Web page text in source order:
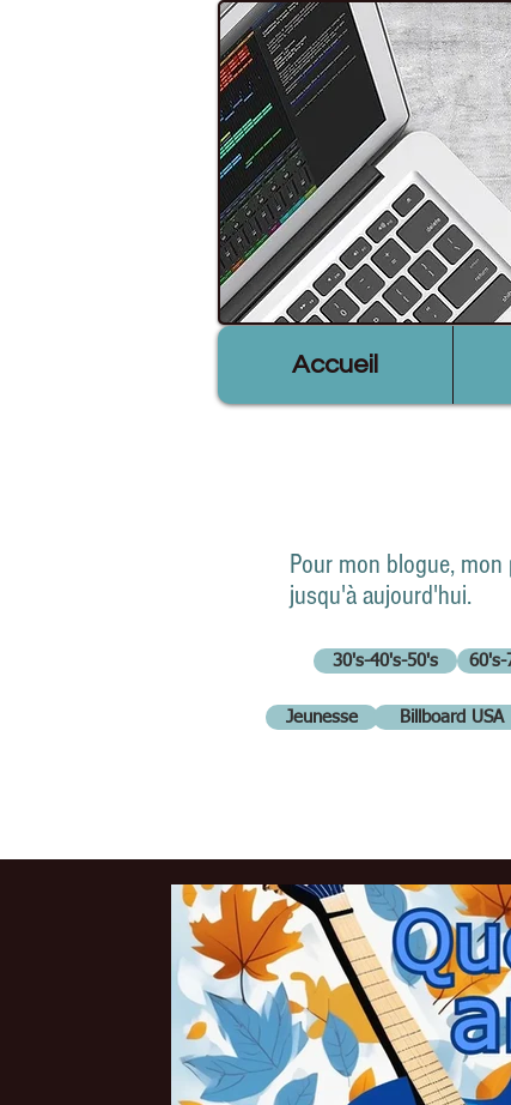
Accueil
Pour mon blogue,
jusqu'à aujourd'hui.
30's-40's-50's 60's-
Jeunesse Billboard USA